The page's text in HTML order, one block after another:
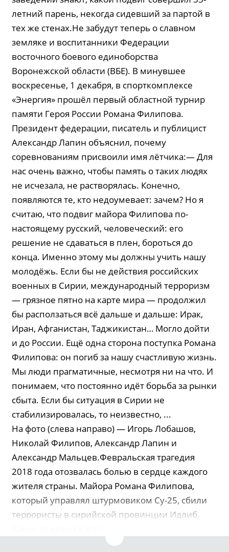
летний парень, некогда сидевший за партой в
тех же стенах.Не забудут теперь о славном
земляке и воспитанники Федерации
восточного боевого единоборства
Воронежской области (ВБЕ). В минувшее
воскресенье, 1 декабря, в спорткомплексе
«Энергия» прошёл первый областной турнир
памяти Героя России Романа Филипова.
Президент федерации, писатель и публицист
Александр Лапин объяснил, почему
соревнованиям присвоили имя лётчика:— Для
нас очень важно, чтобы память о таких людях
не исчезала, не растворялась. Конечно,
появляются те, кто недоумевает: зачем? Но я
считаю, что подвиг майора Филипова по-
настоящему русский, человеческий: его
решение не сдаваться в плен, бороться до
конца. Именно этому мы должны учить нашу
молодёжь. Если бы не действия российских
военных в Сирии, международный терроризм
— грязное пятно на карте мира — продолжил
бы расползаться всё дальше и дальше: Ирак,
Иран, Афганистан, Таджикистан… Могло дойти
и до России. Ещё одна сторона поступка Романа
Филипова: он погиб за нашу счастливую жизнь.
Мы люди прагматичные, несмотря ни на что. И
понимаем, что постоянно идёт борьба за рынки
сбыта. Если бы ситуация в Сирии не
стабилизировалась, то неизвестно, ...
На фото (слева направо) — Игорь Лобашов,
Николай Филипов, Александр Лапин и
Александр Мальцев.Февральская трагедия
2018 года отозвалась болью в сердце каждого
жителя страны. Майора Романа Филипова,
который управлял штурмовиком Су-25, сбили
террористы в сирийской провинции Идлиб.